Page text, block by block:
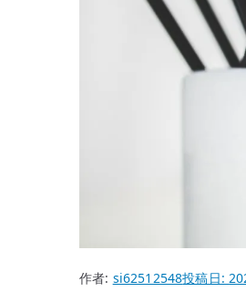
作者: si62512548投稿日: